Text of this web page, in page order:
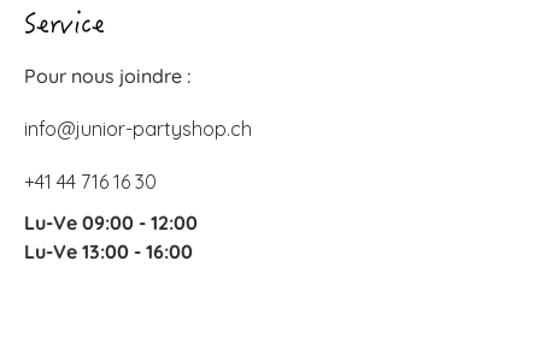
Service
Pour nous joindre :
info@junior-partyshop.ch
+41 44 716 16 30
Lu-Ve 09:00 - 12:00
Lu-Ve 13:00 - 16:00